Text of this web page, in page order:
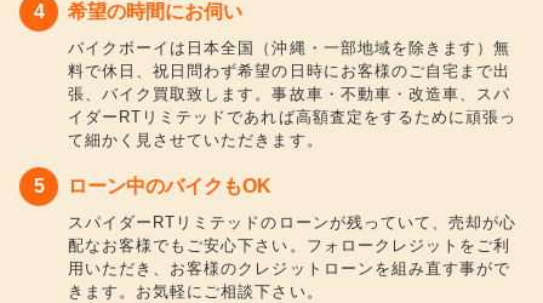
希望の時間にお伺い
バイクボーイは日本全国（沖縄・一部地域を除きます）無
料で休日、祝日問わず希望の日時にお客様のご自宅まで出
張、バイク買取致します。事故車・不動車・改造車、スパ
イダーRTリミテッドであれば高額査定をするために頑張っ
て細かく見させていただきます。
ローン中のバイクもOK
スパイダーRTリミテッドのローンが残っていて、売却が心
配なお客様でもご安心下さい。フォロークレジットをご利
用いただき、お客様のクレジットローンを組み直す事がで
きます。お気軽にご相談下さい。